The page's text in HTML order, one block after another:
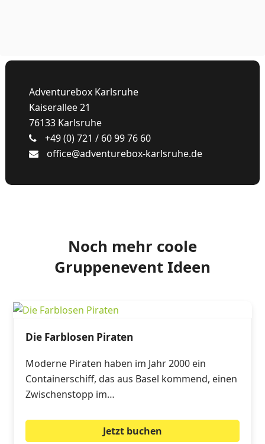
Adventurebox Karlsruhe
Kaiserallee 21
76133 Karlsruhe
+49 (0) 721 / 60 99 76 60
office@adventurebox-karlsruhe.de
Noch mehr coole
Gruppenevent Ideen
Die Farblosen Piraten
Moderne Piraten haben im Jahr 2000 ein
Containerschiff, das aus Basel kommend, einen
Zwischenstopp im…
Jetzt buchen